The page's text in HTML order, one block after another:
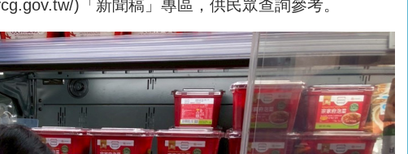
)「新聞稿」專區，供民眾查詢參考。